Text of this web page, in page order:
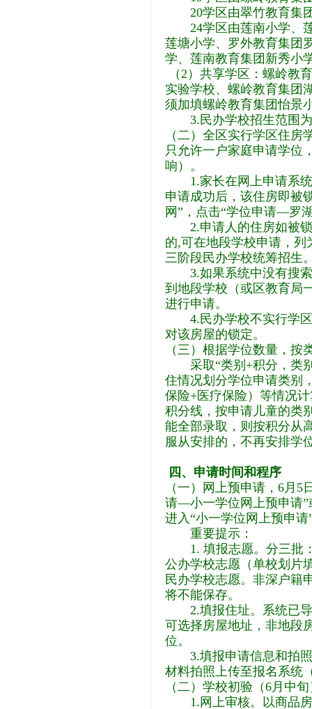
20学区由翠竹教育集团
24学区由莲南小学、莲
莲塘小学、罗外教育集团
学、莲南教育集团新秀小
（2）共享学区：螺岭教
实验学校、螺岭教育集团
须加填螺岭教育集团怡景
3.民办学校招生范围为
（二）全区实行学区住
只允许一户家庭申请学位
响）。
1.家长在网上申请系统
申请成功后，该住房即被
网”，点击“学位申请—罗
2.申请人的住房如被锁
的,可在地段学校申请，列
三阶段民办学校统筹招生
3.如果系统中没有搜索
到地段学校（或区教育局
进行申请。
4.民办学校不实行学区
对该房屋的锁定。
（三）根据学位数量，
采取“类别+积分，类别
住情况划分学位申请类别
保险+医疗保险）等情况
积分线，按申请儿童的类
能全部录取，则按积分从
服从安排的，不再安排学
四、申请时间和程序
（一）网上预申请，6月
请—小一学位网上预申请”
进入“小一学位网上预申请
重要提示：
1. 填报志愿。分三批：
公办学校志愿（单校划片
民办学校志愿。非深户籍
将不能保存。
2.填报住址。系统已
可选择房屋地址，非地段
位。
3.填报申请信息和拍照
材料拍照上传至报名系统
（二）学校初验（6月中
1.网上审核。以商品房